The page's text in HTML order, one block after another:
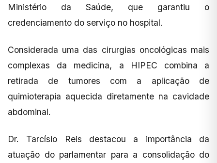
Ministério da Saúde, que garantiu o
credenciamento do serviço no hospital.
Considerada uma das cirurgias oncológicas mais
complexas da medicina, a HIPEC combina a
retirada de tumores com a aplicação de
quimioterapia aquecida diretamente na cavidade
abdominal.
Dr. Tarcísio Reis destacou a importância da
atuação do parlamentar para a consolidação do